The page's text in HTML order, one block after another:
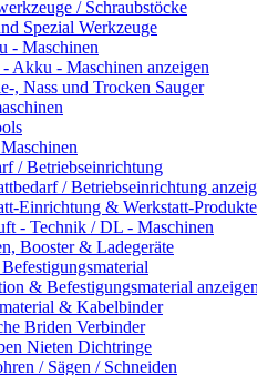
/ Schraubstöcke
Spezial Werkzeuge
- Maschinen
Akku - Maschinen anzeigen
, Nass und Trocken Sauger
/ Betriebseinrichtung
/ Betriebseinrichtung
Einrichtung & Werkstatt-Produkte
- Technik / DL - Maschinen
Booster & Ladegeräte
& Befestigungsmaterial anzeigen
& Kabelbinder
Briden Verbinder
Nieten Dichtringe
/ Sägen / Schneiden